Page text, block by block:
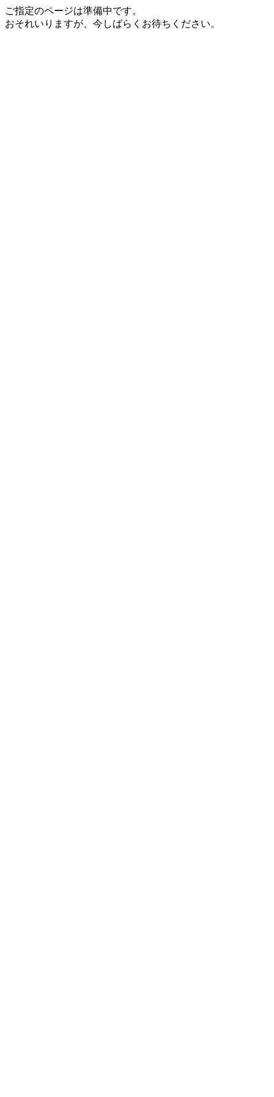
ご指定のページは準備中です。
おそれいりますが、今しばらくお待ちください。